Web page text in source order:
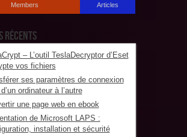
Members Articles
récents
– L’outil TeslaDecryptor d’Eset
vos fichiers
ses paramètres de connexion
ordinateur à l’autre
une page web en ebook
de Microsoft LAPS :
installation et sécurité